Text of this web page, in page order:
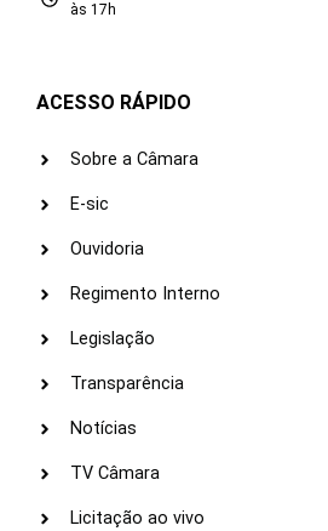
às 17h
ACESSO RÁPIDO
Sobre a Câmara
E-sic
Ouvidoria
Regimento Interno
Legislação
Transparência
Notícias
TV Câmara
Licitação ao vivo